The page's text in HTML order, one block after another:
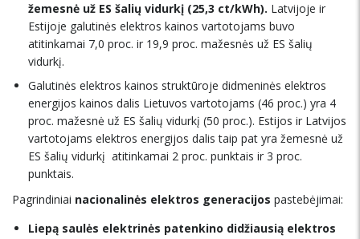
žemesnė už ES šalių vidurkį (25,3 ct/kWh). Latvijoje ir
Estijoje galutinės elektros kainos vartotojams buvo
atitinkamai 7,0 proc. ir 19,9 proc. mažesnės už ES šalių
vidurkį.
Galutinės elektros kainos struktūroje didmeninės elektros
energijos kainos dalis Lietuvos vartotojams (46 proc.) yra 4
proc. mažesnė už ES šalių vidurkį (50 proc.). Estijos ir Latvijos
vartotojams elektros energijos dalis taip pat yra žemesnė už
ES šalių vidurkį  atitinkamai 2 proc. punktais ir 3 proc.
punktais.
Pagrindiniai nacionalinės elektros generacijos pastebėjimai:
Liepą saulės elektrinės patenkino didžiausią elektros